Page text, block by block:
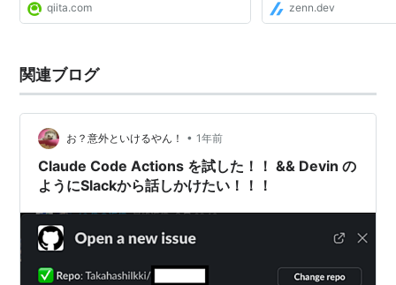
qiita.com zenn.dev
関連ブログ
お？意外といけるやん！ • 1年前
Claude Code Actions を試した！！ && Devin の
ようにSlackから話しかけたい！！！